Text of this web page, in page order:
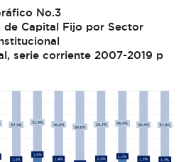
No.3
de Capital Fijo por Sector
serie corriente 2007-2019 p